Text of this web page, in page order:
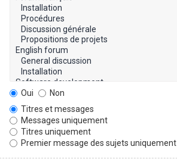
Oui
Non
Titres et messages
Messages uniquement
Titres uniquement
Premier message des sujets uniquement